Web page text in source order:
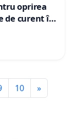
oprirea
de curent în
10 »